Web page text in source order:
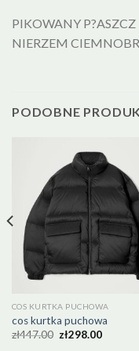
PIKOWANY
NIERZEM
PODOBNE
COS KURTKA PUCHOWA
cos kurtka puchowa
zł447.00 zł298.00